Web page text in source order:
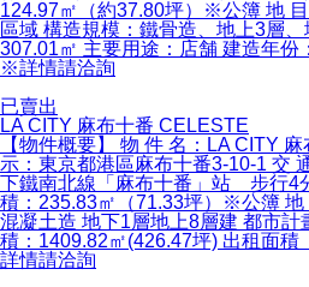
124.97㎡（約37.80坪）※公簿 地
區域 構造規模：鐵骨造、地上3層、
307.01㎡ 主要用途：店舗 建造年份
※詳情請洽詢
已賣出
LA CITY 麻布十番 CELESTE
【物件概要】 物 件 名：LA CITY
示：東京都港區麻布十番3-10-1 交
下鐵南北線「麻布十番」站 步行4
積：235.83㎡（71.33坪）※公簿 地
混凝土造 地下1層地上8層建 都市計
積：1409.82㎡(426.47坪) 出租面
詳情請洽詢